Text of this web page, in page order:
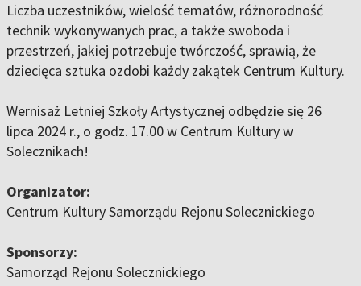
Liczba uczestników, wielość tematów, różnorodność
technik wykonywanych prac, a także swoboda i
przestrzeń, jakiej potrzebuje twórczość, sprawią, że
dziecięca sztuka ozdobi każdy zakątek Centrum Kultury.
Wernisaż Letniej Szkoły Artystycznej odbędzie się 26
lipca 2024 r., o godz. 17.00 w Centrum Kultury w
Solecznikach!
Organizator:
Centrum Kultury Samorządu Rejonu Solecznickiego
Sponsorzy:
Samorząd Rejonu Solecznickiego